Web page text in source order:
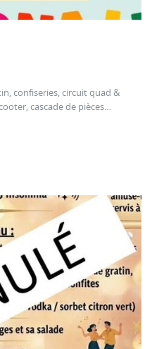
confiseries, circuit quad &
cascade de pièces…